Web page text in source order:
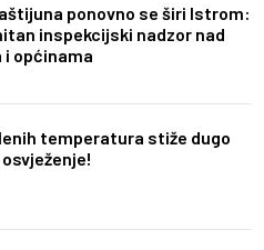
ponovno se širi Istrom:
inspekcijski nadzor nad
i općinama
temperatura stiže dugo